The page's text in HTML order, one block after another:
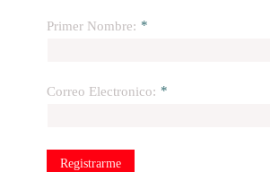
Primer Nombre: *
Correo Electronico: *
Registrarme